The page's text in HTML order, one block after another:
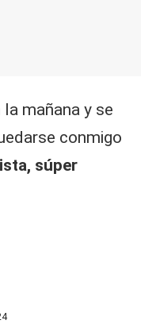
mañana y se
conmigo
súper